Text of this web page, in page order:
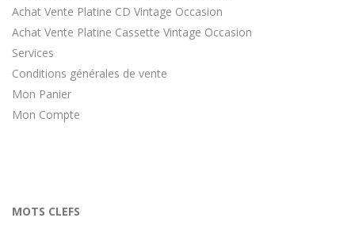
Achat Vente Platine CD Vintage Occasion
Achat Vente Platine Cassette Vintage Occasion
Services
Conditions générales de vente
Mon Panier
Mon Compte
MOTS CLEFS